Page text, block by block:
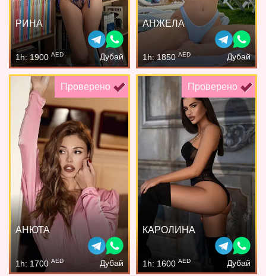
РИНА
1h: 1900 AED Дубай
АНЖЕЛА
1h: 1850AED Дубай
Проверено
АНЮТА
1h: 1700 AED Дубай
Проверено
КАРОЛИНА
1h: 1600 AED Дубай